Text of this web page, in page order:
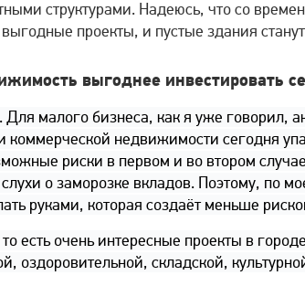
структурами. Надеюсь, что со
проекты, и пустые здания
выгоднее инвестировать
Для малого бизнеса, как я уже
коммерческой недвижимости сегодня
риски в первом и во втором
о заморозке вкладов. Поэтому, по
руками, которая создаёт меньше
есть очень интересные проекты в
оздоровительной, складской,